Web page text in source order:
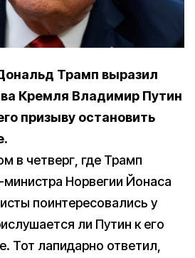
Трамп выразил
Кремля Владимир Путин
призыву остановить
в четверг, где Трамп
Норвегии Йонаса
поинтересовались у
ли Путин к его
Тот лапидарно ответил,